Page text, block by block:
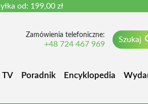
od: 199,00 zł
Zamówienia telefoniczne:
+48 724 467 969
Szukaj
TV Poradnik Encyklopedia